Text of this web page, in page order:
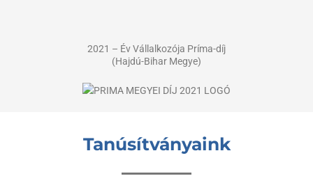
2021 – Év Vállalkozója Príma-díj
(Hajdú-Bihar Megye)
Tanúsítványaink